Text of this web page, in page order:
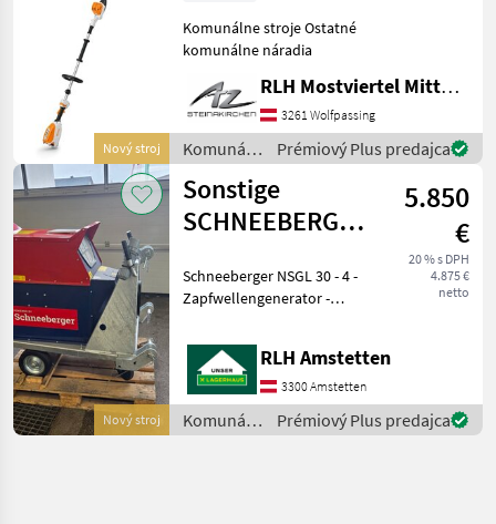
Nový stroj
Komunálne stroje Ostatné
komunálne náradia
RLH Mostviertel Mitte - Standort Steinakirchen
3261 Wolfpassing
Komunálne
stroje /
Stihl
Prémiový Plus predajca
Nový stroj
Sonstige
SCHNEEBERGER
ZAPFWELLENGENERATOR
NSGL 30
5.850
€
20 % s DPH
4.875 €
netto
Schneeberger NSGL 30 - 4 -
Zapfwellengenerator -
Umschalter - 4 poliger
Synchrongenerator mit
1500 U/min und
elektronischer AVR
Spannungsregler +-
RLH Amstetten
3300 Amstetten
Komunálne
stroje /
Prémiový Plus predajca